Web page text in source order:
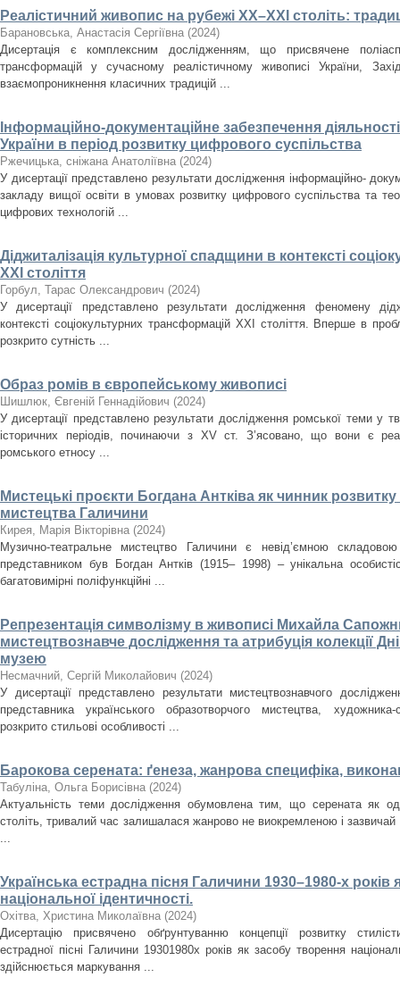
Реалістичний живопис на рубежі ХХ–ХХІ століть:
Барановська, Анастасія Сергіївна (2024)
Дисертація є комплексним дослідженням, що присвячене
трансформацій у сучасному реалістичному живописі України,
взаємопроникнення класичних традицій ...
Інформаційно-документаційне забезпечення
України в період розвитку цифрового суспільства
Ржечицька, сніжана Анатоліївна (2024)
У дисертації представлено результати дослідження інформаційно-
закладу вищої освіти в умовах розвитку цифрового суспільства та
цифрових технологій ...
Діджиталізація культурної спадщини в контексті
ХХІ століття
Горбул, Тарас Олександрович (2024)
У дисертації представлено результати дослідження феномену
контексті соціокультурних трансформацій ХХІ століття. Вперше в
розкрито сутність ...
Образ ромів в європейському живописі
Шишлюк, Євгеній Геннадійович (2024)
У дисертації представлено результати дослідження ромської теми у
історичних періодів, починаючи з XV ст. З’ясовано, що вони є
ромського етносу ...
Мистецькі проєкти Богдана Антківа як чинник
мистецтва Галичини
Кирея, Марія Вікторівна (2024)
Музично-театральне мистецтво Галичини є невід’ємною
представником був Богдан Антків (1915– 1998) – унікальна
багатовимірні поліфункційні ...
Репрезентація символізму в живописі Михайла
мистецтвознавче дослідження та атрибуція колекції
музею
Несмачний, Сергій Миколайович (2024)
У дисертації представлено результати мистецтвознавчого
представника українського образотворчого мистецтва,
розкрито стильові особливості ...
Барокова серената: ґенеза, жанрова специфіка,
Табуліна, Ольга Борисівна (2024)
Актуальність теми дослідження обумовлена тим, що серената як
століть, тривалий час залишалася жанрово не виокремленою і зазвичай
...
Українська естрадна пісня Галичини 1930–1980-­х років
національної ідентичності.
Охітва, Христина Миколаївна (2024)
Дисертацію присвячено обґрунтуванню концепції розвитку
естрадної пісні Галичини 1930­1980­х років як засобу творення
здійснюється маркування ...